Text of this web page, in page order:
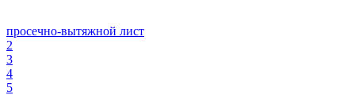
просечно-вытяжной лист
2
3
4
5